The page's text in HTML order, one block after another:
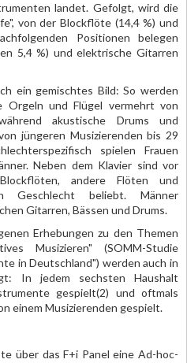
landet. Gefolgt, wird die
von der Blockflöte (14,4 %) und
Positionen belegen
5,4 %) und elektrische Gitarren
ein gemischtes Bild: So werden
Orgeln und Flügel vermehrt von
akustische Drums und
jüngeren Musizierenden bis 29
spielen Frauen
Neben dem Klavier sind vor
andere Flöten und
Geschlecht beliebt. Männer
Gitarren, Bässen und Drums.
Erhebungen zu den Themen
Musizieren" (SOMM-Studie
in Deutschland") werden auch in
In jedem sechsten Haushalt
gespielt(2) und oftmals
einem Musizierenden gespielt.
über das F+i Panel eine Ad-hoc-